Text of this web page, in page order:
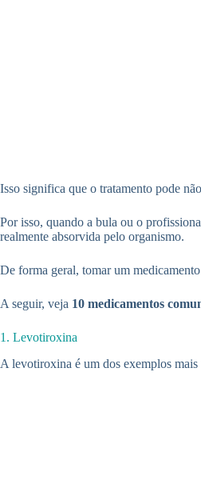
Isso significa que o tratamento pode
Por isso, quando a bula ou o
realmente absorvida pelo organismo.
De forma geral, tomar um
A seguir, veja 10 medicamentos
1. Levotiroxina
A levotiroxina é um dos exemplos mais